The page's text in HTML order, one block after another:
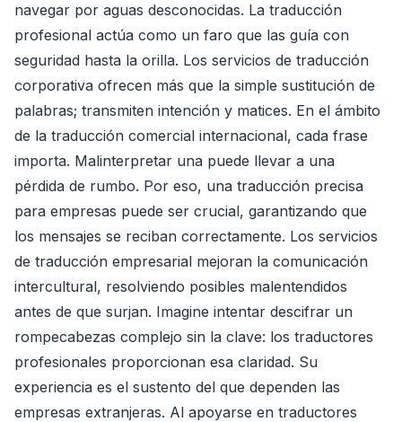
navegar por aguas desconocidas. La traducción
profesional actúa como un faro que las guía con
seguridad hasta la orilla. Los servicios de traducción
corporativa ofrecen más que la simple sustitución de
palabras; transmiten intención y matices. En el ámbito
de la traducción comercial internacional, cada frase
importa. Malinterpretar una puede llevar a una
pérdida de rumbo. Por eso, una traducción precisa
para empresas puede ser crucial, garantizando que
los mensajes se reciban correctamente. Los servicios
de traducción empresarial mejoran la comunicación
intercultural, resolviendo posibles malentendidos
antes de que surjan. Imagine intentar descifrar un
rompecabezas complejo sin la clave: los traductores
profesionales proporcionan esa claridad. Su
experiencia es el sustento del que dependen las
empresas extranjeras. Al apoyarse en traductores